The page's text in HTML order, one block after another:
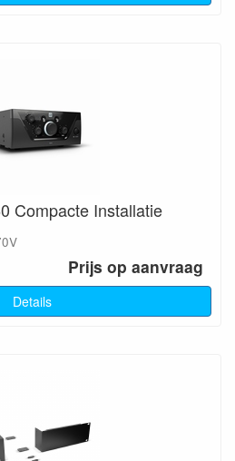
Compacte Installatie
Prijs op aanvraag
Details